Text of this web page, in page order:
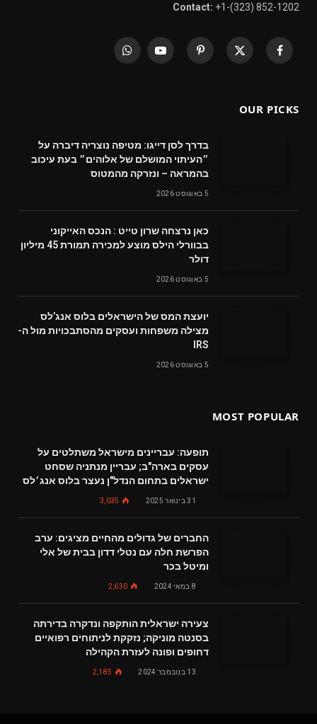
Contact: +1-(323) 852-1202
Facebook
X
Pinterest
YouTube
WhatsApp
OUR PICKS
בדרך לסן דייגו: מטיפה נוצריה דיברה על
״העיתוי המושלם של אלוהים״ בעת עיכוב
בהמראה – ונזרקה מהמטוס
5 באוגוסט 2026
‬דולר
5 באוגוסט 2026
‬מצילה‭ ‬משפחות‭ ‬ועסקים‭ ‬מהסתבכויות‭ ‬מול‭ ‬ה-
IRS
5 באוגוסט 2026
MOST POPULAR
תופעה: עבריינים מישראל משתלטים על
עסקים בארה"ב; עבריין מנתניה שסחט
ישראלים בתחום הנדל"ן נעצר בלוס אנג׳לס
31 בינואר 2025 3,035
החברים של גדולים מהחיים מציגים: ערב
הפרשת חלה עם נטלי דדון בבית של אלי
ומיטל בכר
8 במאי 2024 2,630
צעירה ישראלית הותקפה ונדקרה בדירתה
בסנטה מוניקה; נזקקת לניתוחים רפואיים
דחופים ופונה לעזרת הקהילה
13 בנובמבר 2024 2,185